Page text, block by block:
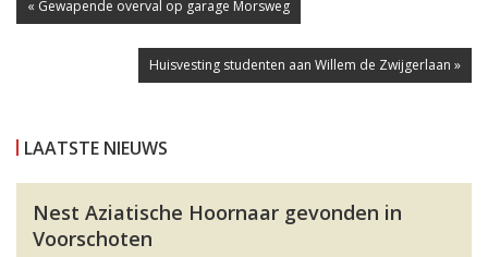
« Gewapende overval op garage Morsweg
Huisvesting studenten aan Willem de Zwijgerlaan »
LAATSTE NIEUWS
Nest Aziatische Hoornaar gevonden in
Voorschoten